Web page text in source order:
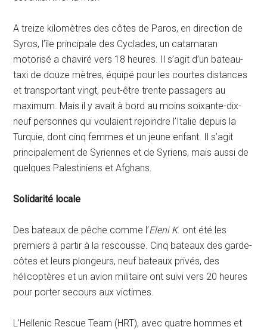
A treize kilomètres des côtes de Paros, en direction de
Syros, l’île principale des Cyclades, un catamaran
motorisé a chaviré vers 18 heures. Il s’agit d’un bateau-
taxi de douze mètres, équipé pour les courtes distances
et transportant vingt, peut-être trente passagers au
maximum. Mais il y avait à bord au moins soixante-dix-
neuf personnes qui voulaient rejoindre l’Italie depuis la
Turquie, dont cinq femmes et un jeune enfant. Il s’agit
principalement de Syriennes et de Syriens, mais aussi de
quelques Palestiniens et Afghans.
Solidarité locale
Des bateaux de pêche comme l’Eleni K. ont été les
premiers à partir à la rescousse. Cinq bateaux des garde-
côtes et leurs plongeurs, neuf bateaux privés, des
hélicoptères et un avion militaire ont suivi vers 20 heures
pour porter secours aux victimes.
L’Hellenic Rescue Team (HRT), avec quatre hommes et